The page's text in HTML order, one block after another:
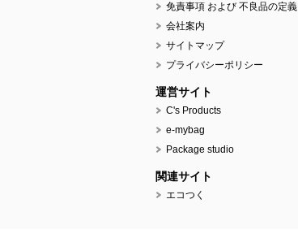
免責事項 および 不良品の定義
会社案内
サイトマップ
プライバシーポリシー
運営サイト
C's Products
e-mybag
Package studio
関連サイト
エコつく